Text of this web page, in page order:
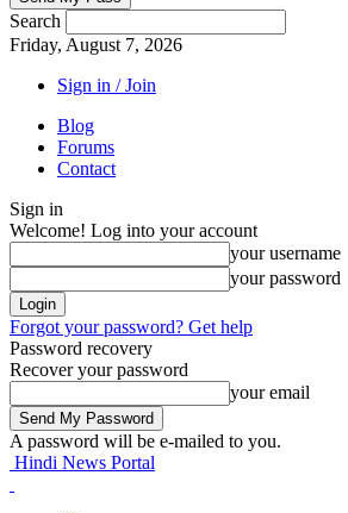
Search
Friday, August 7, 2026
Sign in / Join
Blog
Forums
Contact
Sign in
Welcome! Log into your account
your username
your password
Forgot your password? Get help
Password recovery
Recover your password
your email
A password will be e-mailed to you.
Hindi News Portal